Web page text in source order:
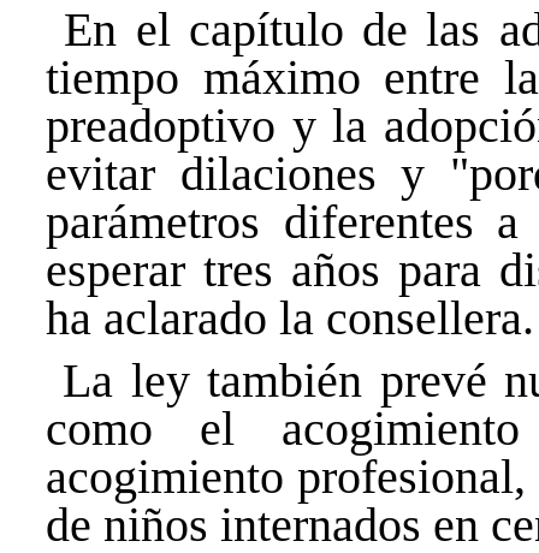
En el capítulo de las
tiempo máximo entre
preadoptivo y la
evitar dilaciones y
parámetros diferentes
esperar tres años para
ha aclarado la consellera.
La ley también prevé
como el
acogimiento
de niños internados en